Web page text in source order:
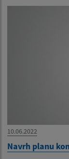
10.06.2022
Navrh planu